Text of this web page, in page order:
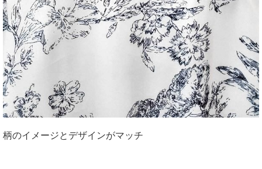
柄のイメージとデザインがマッチ